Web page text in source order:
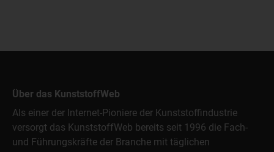
Über das KunststoffWeb
Als einer der Internet-Pioniere der Kunststoffindustrie
versorgt das KunststoffWeb bereits seit 1996 die Fach-
und Führungskräfte der Branche mit täglichen